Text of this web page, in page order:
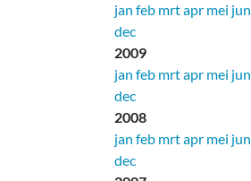
jan feb mrtapr mei jun
dec
2009
jan feb mrtapr mei jun
dec
2008
jan feb mrtapr mei jun
dec